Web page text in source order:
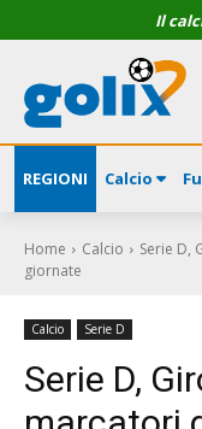
Il
REGIONI Calcio
Home Calcio
Serie D,
giornate
Calcio Serie D
Serie D,